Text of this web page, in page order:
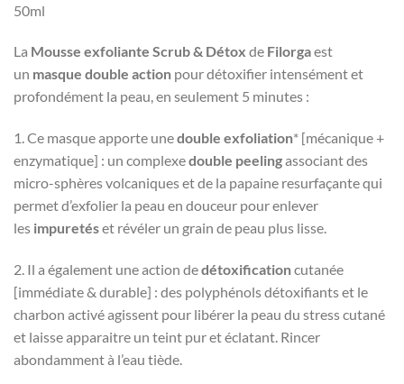
50ml
La Mousse exfoliante Scrub & Détox de Filorgaest
un masque double action pour détoxifier intensément et
profondément la peau, en seulement 5 minutes :
1. Ce masque apporte unedouble exfoliation* [mécanique +
enzymatique] : un complexedouble peelingassociant des
micro-sphères volcaniques et de la papaine resurfaçante qui
permet d’exfolier la peau en douceur pour enlever
les impuretéset révéler un grain de peau plus lisse.
2. Il a également une action dedétoxificationcutanée
[immédiate & durable] : des polyphénols détoxifiants et le
charbon activé agissent pour libérer la peau du stress cutané
et laisse apparaitre un teint pur et éclatant. Rincer
abondamment à l’eau tiède.